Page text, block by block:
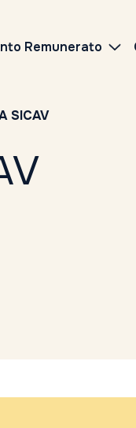
Remunerato
SICAV